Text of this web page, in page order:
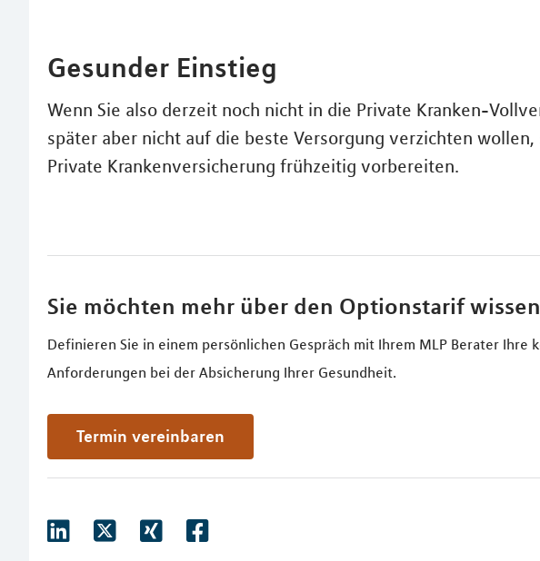
Gesunder Einstieg
Wenn Sie also derzeit noch nicht in die Private Kranken-
später aber nicht auf die beste Versorgung verzichten
Private Krankenversicherung frühzeitig vorbereiten.
Sie möchten mehr über den Optionstarif
Definieren Sie in einem persönlichen Gespräch mit Ihrem MLP Berater Ihre
Anforderungen bei der Absicherung Ihrer Gesundheit.
Termin vereinbaren